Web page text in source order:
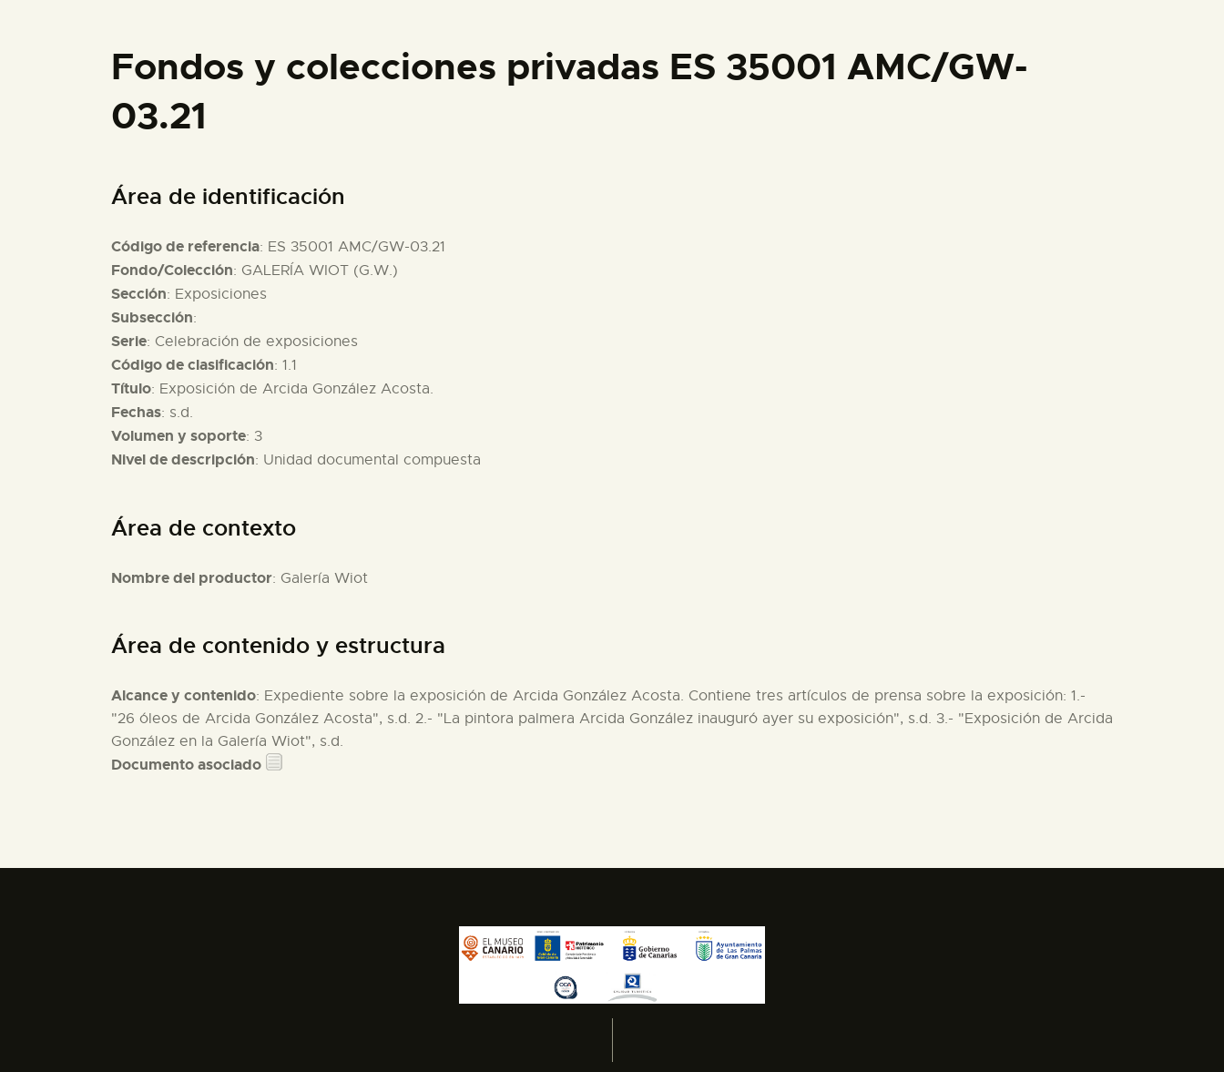
Fondos y colecciones privadas ES 35001 AMC/GW-
03.21
Área de identificación
Código de referencia: ES 35001 AMC/GW-03.21
Fondo/Colección: GALERÍA WIOT (G.W.)
Sección: Exposiciones
Subsección:
Serie: Celebración de exposiciones
Código de clasificación: 1.1
Título: Exposición de Arcida González Acosta.
Fechas: s.d.
Volumen y soporte: 3
Nivel de descripción: Unidad documental compuesta
Área de contexto
Nombre del productor: Galería Wiot
Área de contenido y estructura
Alcance y contenido: Expediente sobre la exposición de Arcida González Acosta. Contiene tres artículos de prensa sobre la exposición: 1.-
"26 óleos de Arcida González Acosta", s.d. 2.- "La pintora palmera Arcida González inauguró ayer su exposición", s.d. 3.- "Exposición de Arcida
González en la Galería Wiot", s.d.
Documento asociado